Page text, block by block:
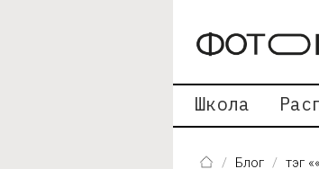
Школа
Блог тэг